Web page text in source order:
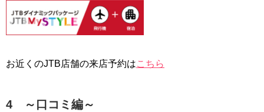
お近くのJTB店舗の来店予約はこちら
4 ～口コミ編～